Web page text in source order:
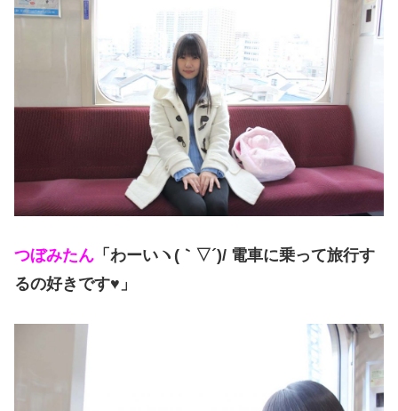
つぼみたん 「わーいヽ(｀▽´)/ 電車に乗って旅行す
るの好きです♥」